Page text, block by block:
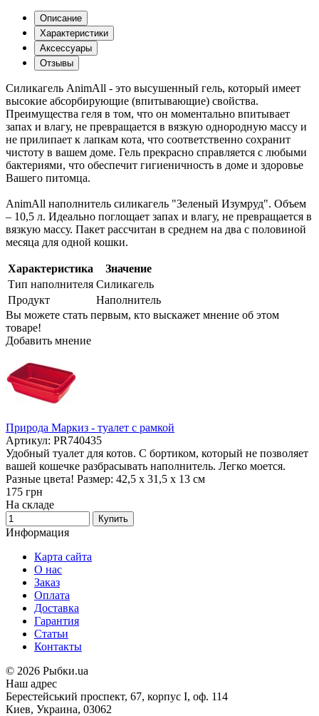
Описание
Характеристики
Аксессуары
Отзывы
Силикагель AnimAll - это высушенный гель, который имеет
высокие абсорбирующие (впитывающие) свойства.
Преимущества геля в том, что он моментально впитывает
запах и влагу, не превращается в вязкую однородную массу и
не прилипает к лапкам кота, что соответственно сохранит
чистоту в вашем доме. Гель прекрасно справляется с любыми
бактериями, что обеспечит гигиеничность в доме и здоровье
Вашего питомца.
AnimAll наполнитель силикагель "Зеленый Изумруд". Объем
– 10,5 л. Идеально поглощает запах и влагу, не превращается в
вязкую массу. Пакет рассчитан в среднем на два с половиной
месяца для одной кошки.
Характеристика
Значение
Тип наполнителя Силикагель
Продукт
Наполнитель
Вы можете стать первым, кто выскажет мнение об этом
товаре!
Добавить мнение
Природа Маркиз - туалет с рамкой
Артикул: PR740435
Удобный туалет для котов. С бортиком, который не позволяет
вашей кошечке разбрасывать наполнитель. Легко моется.
Разные цвета! Размер: 42,5 х 31,5 х 13 см
175 грн
На складе
Купить
Информация
Карта сайта
О нас
Заказ
Оплата
Доставка
Гарантия
Статьи
Контакты
© 2026 Рыбки.ua
Наш адрес
Берестейський проспект, 67, корпус I, оф. 114
Киев, Украина, 03062